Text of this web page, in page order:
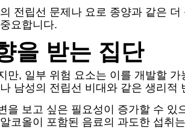
전립선 문제나 요로 종양과 같은
요합니다.
을 받는 집단
, 일부 위험 요소는 이를 개발할
남성의 전립선 비대와 같은 생리적
을 보고 싶은 필요성이 증가할 수
코올이 포함된 음료의 과도한 섭취